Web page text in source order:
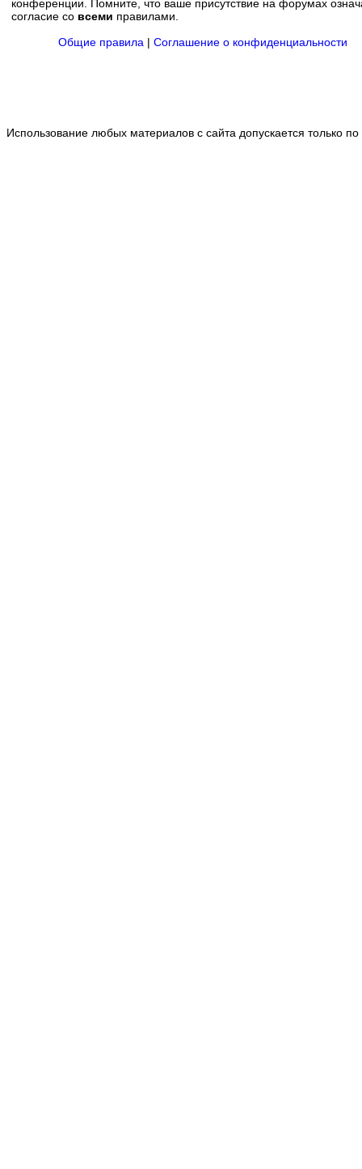
конференции. Помните, что ваше присутствие на форумах
согласие со всеми правилами.
Общие правила | Соглашение о конфиденциальности
Использование любых материалов с сайта допускается только